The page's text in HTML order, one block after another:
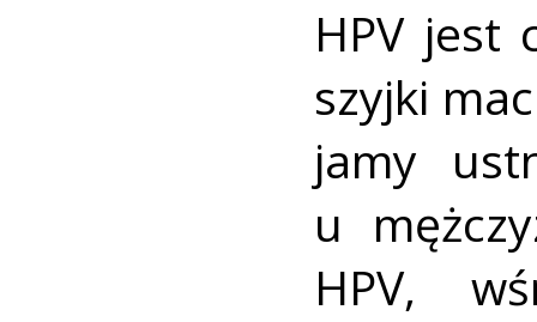
HPV jest
szyjki
jamy
u
HPV,